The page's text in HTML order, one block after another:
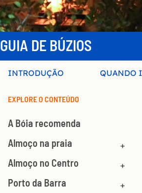
GUIA DE BÚZIOS
INTRODUÇÃO QUANDO
EXPLORE O CONTEÚDO
A Bóia recomenda
Almoço na praia
Almoço no Centro
Porto da Barra